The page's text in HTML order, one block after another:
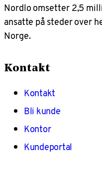
Nordlo omsetter 2,5
ansatte på steder over
Norge.
Kontakt
Kontakt
Bli kunde
Kontor
Kundeportal